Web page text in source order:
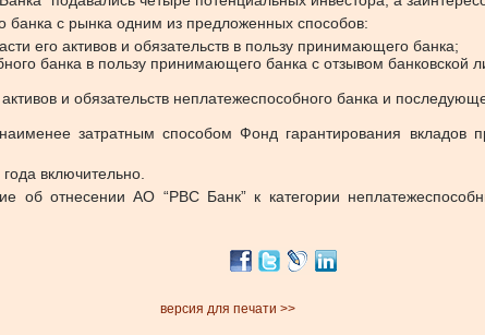
банка с рынка одним из предложенных способов:
его активов и обязательств в пользу принимающего банка;
банка в пользу принимающего банка с отзывом
и обязательств неплатежеспособного банка и
затратным способом Фонд гарантирования
включительно.
отнесении АО “РВС Банк” к категории
версия для печати >>